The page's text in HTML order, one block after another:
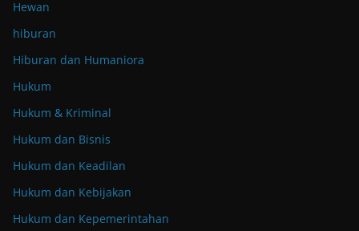
Hewan
hiburan
Hiburan dan Humaniora
Hukum
Hukum & Kriminal
Hukum dan Bisnis
Hukum dan Keadilan
Hukum dan Kebijakan
Hukum dan Kepemerintahan